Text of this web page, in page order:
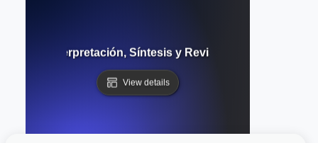
Interpretación, Síntesis y Revisión en la
View details